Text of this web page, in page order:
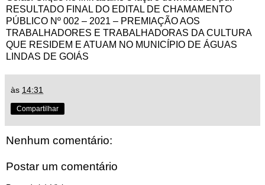
RESULTADO FINAL DO EDITAL DE CHAMAMENTO
PÚBLICO Nº 002 – 2021 – PREMIAÇÃO AOS
TRABALHADORES E TRABALHADORAS DA CULTURA
QUE RESIDEM E ATUAM NO MUNICÍPIO DE ÁGUAS
LINDAS DE GOIÁS
às 14:31
Compartilhar
Nenhum comentário:
Postar um comentário